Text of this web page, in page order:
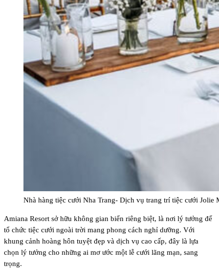
Nhà hàng tiệc cưới Nha Trang- Dịch vụ trang trí tiệc cưới Jolie
Amiana Resort sở hữu không gian biển riêng biệt, là nơi lý tưởng để
tổ chức tiệc cưới ngoài trời mang phong cách nghỉ dưỡng. Với
khung cảnh hoàng hôn tuyệt đẹp và dịch vụ cao cấp, đây là lựa
chọn lý tưởng cho những ai mơ ước một lễ cưới lãng mạn, sang
trọng.